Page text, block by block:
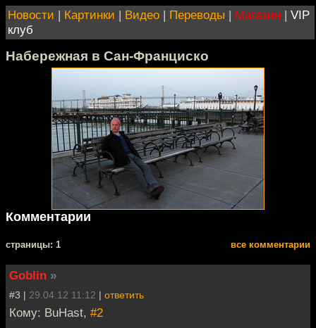
Новости | Картинки | Видео | Переводы | Магазин | VIP
клуб
Набережная в Сан-Франциско
Комментарии
cтраницы: 1 все комментарии
Goblin »
#3 | 29.04.12 11:12 | ответить
Кому: BuHast, #2